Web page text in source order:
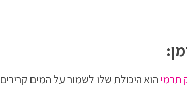
תרמי הוא היכולת שלו לשמור על המים קרירים